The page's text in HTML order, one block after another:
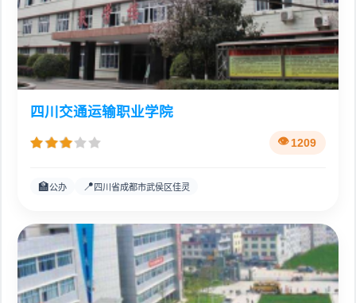
四川交通运输职业学院
1209
🏫公办 📍四川省成都市武侯区佳灵